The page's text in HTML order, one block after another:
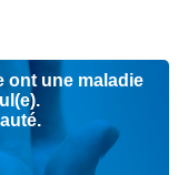
ont une maladie